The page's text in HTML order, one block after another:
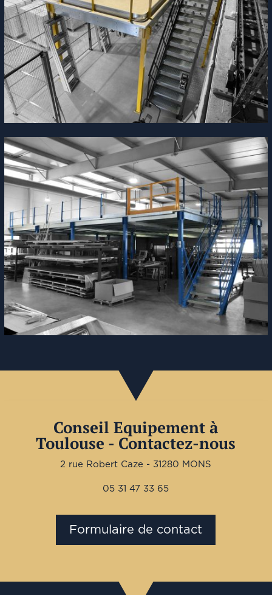
Conseil Equipement à
Toulouse - Contactez-nous
2 rue Robert Caze - 31280 MONS
05 31 47 33 65
Formulaire de contact